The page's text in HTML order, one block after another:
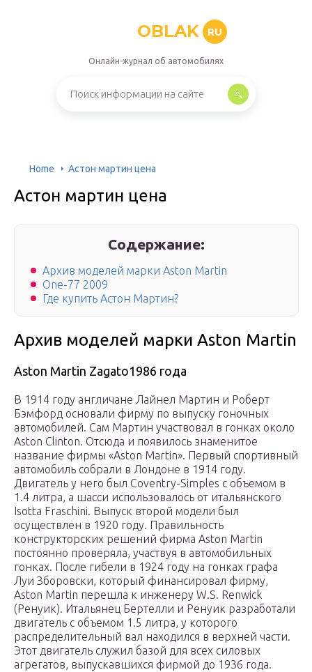
OBLAK RU
Онлайн-журнал об автомобилях
Home Астон мартин цена
Астон мартин цена
Содержание:
Архив моделей марки Aston Martin
One-77 2009
Где купить Астон Мартин?
Архив моделей марки Aston Martin
Aston Martin Zagato1986 года
В 1914 году англичане Лайнел Мартин и Роберт
Бэмфорд основали фирму по выпуску гоночных
автомобилей. Сам Мартин участвовал в гонках около
Aston Clinton. Отсюда и появилось знаменитое
название фирмы «Aston Martin». Первый спортивный
автомобиль собрали в Лондоне в 1914 году.
Двигатель у него был Coventry-Simples с объемом в
1.4 литра, а шасси использовалось от итальянского
Isotta Fraschini. Выпуск второй модели был
осуществлен в 1920 году. Правильность
конструкторских решений фирма Aston Martin
постоянно проверяла, участвуя в автомобильных
гонках. После гибели в 1924 году на гонках графа
Луи Зборовски, который финансировал фирму,
Aston Martin перешла к инженеру W.S. Renwick
(Ренуик). Итальянец Бертелли и Ренуик разработали
двигатель с объемом 1.5 литра, у которого
распределительный вал находился в верхней части.
Этот двигатель служил базой для всех силовых
агрегатов, выпускавшихся фирмой до 1936 года.